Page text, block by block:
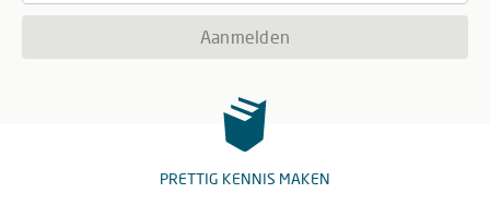
Aanmelden
PRETTIG KENNIS MAKEN